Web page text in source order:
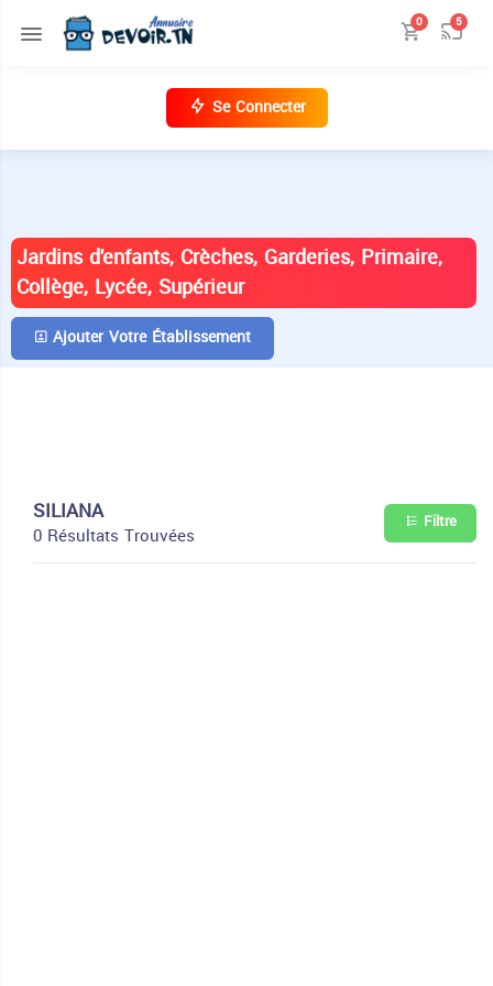
0 5
Se Connecter
Jardins d'enfants, Crèches, Garderies, Primaire,
Collège, Lycée, Supérieur
Ajouter Votre Établissement
SILIANA
0 Résultats Trouvées Filtre